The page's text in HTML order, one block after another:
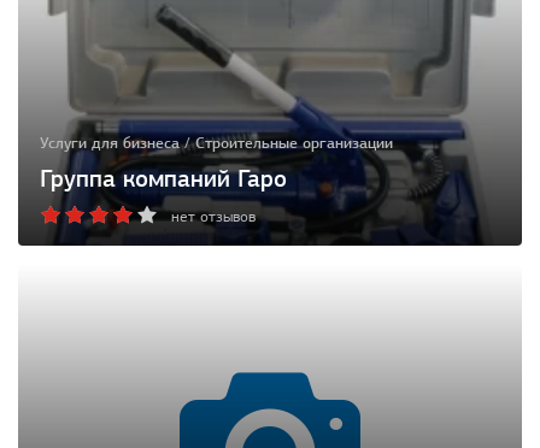
Услуги для бизнеса / Строительные организации
Группа компаний Гаро
нет отзывов